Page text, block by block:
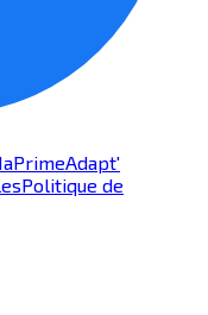
Politique de